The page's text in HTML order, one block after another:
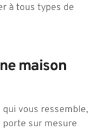
à tous types de
maison
vous ressemble,
porte sur mesure